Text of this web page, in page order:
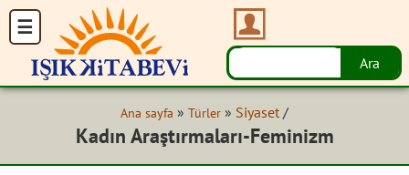
Ana sayfa » Türler » Siyaset /
Kadın Araştırmaları-Feminizm